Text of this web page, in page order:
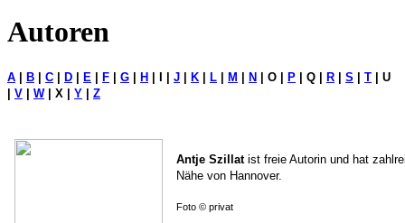
Autoren
A B C D E F G H J K L M N | O | P | Q | R S T | U
V W| X | Y Z
Antje Szillatist freie Autorin und hat
Nähe von Hannover.
Foto © privat